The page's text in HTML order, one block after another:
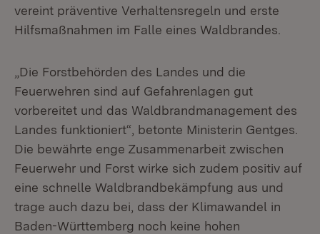
vereint präventive Verhaltensregeln und erste
Hilfsmaßnahmen im Falle eines Waldbrandes.
„Die Forstbehörden des Landes und die
Feuerwehren sind auf Gefahrenlagen gut
vorbereitet und das Waldbrandmanagement des
Landes funktioniert“, betonte Ministerin Gentges.
Die bewährte enge Zusammenarbeit zwischen
Feuerwehr und Forst wirke sich zudem positiv auf
eine schnelle Waldbrandbekämpfung aus und
trage auch dazu bei, dass der Klimawandel in
Baden-Württemberg noch keine hohen